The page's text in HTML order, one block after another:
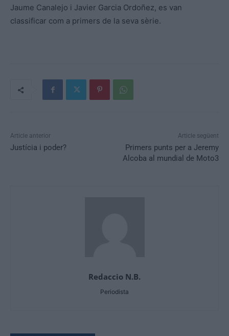
Jaume Canalejo i Javier Garcia Ordoñez, es van
classificar com a primers de la seva sèrie.
Article anterior
Justícia i poder?
Article següent
Primers punts per a Jeremy
Alcoba al mundial de Moto3
Redaccio N.B.
Periodista